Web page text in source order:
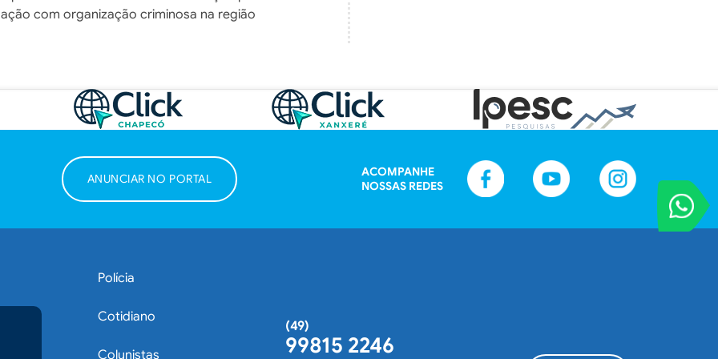
com organização criminosa na região
VOCÊ
Entre em
ANUNCIAR NO PORTAL
ACOMPANHE
NOSSAS REDES
Polícia
Cotidiano
Colunistas
(49)
99815 2246